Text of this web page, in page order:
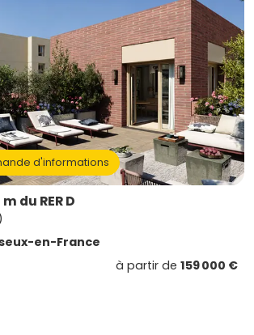
d'informations
du RER D
en-France
à partir de 159 000 €